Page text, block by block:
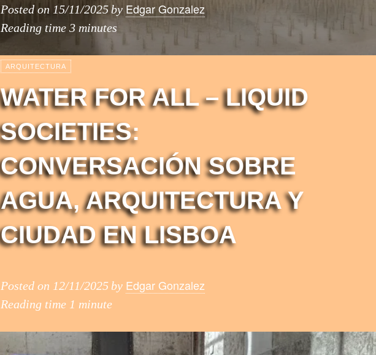
Posted on 15/11/2025by Edgar Gonzalez
Reading time 3 minutes
ARQUITECTURA
WATER FOR ALL – LIQUID
SOCIETIES:
CONVERSACIÓN SOBRE
AGUA, ARQUITECTURA Y
CIUDAD EN LISBOA
Posted on 12/11/2025 by Edgar Gonzalez
Reading time 1 minute